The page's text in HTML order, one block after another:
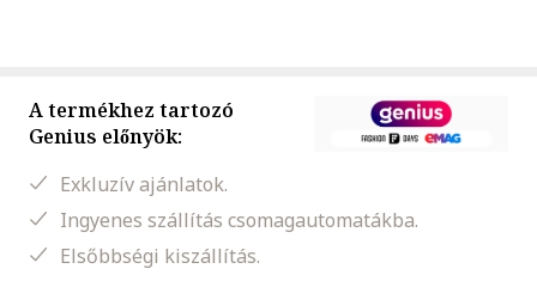
A termékhez tartozó
Genius előnyök:
Exkluzív ajánlatok.
Ingyenes szállítás csomagautomatákba.
Elsőbbségi kiszállítás.